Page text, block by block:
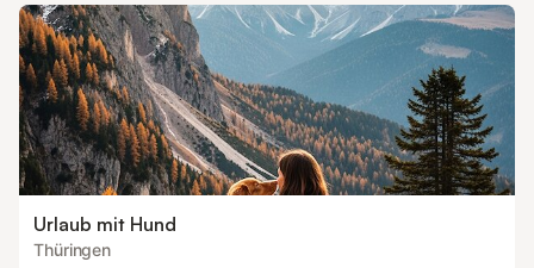
Urlaub mit Hund
Thüringen